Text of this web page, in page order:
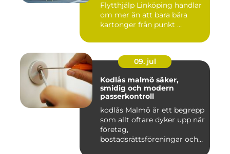
Flytthjälp Linköping handlar
om mer än att bara bära
kartonger från punkt ...
09. jul
Kodlås malmö säker,
smidig och modern
passerkontroll
kodlås Malmö är ett begrepp
som allt oftare dyker upp när
företag,
bostadsrättsföreningar och